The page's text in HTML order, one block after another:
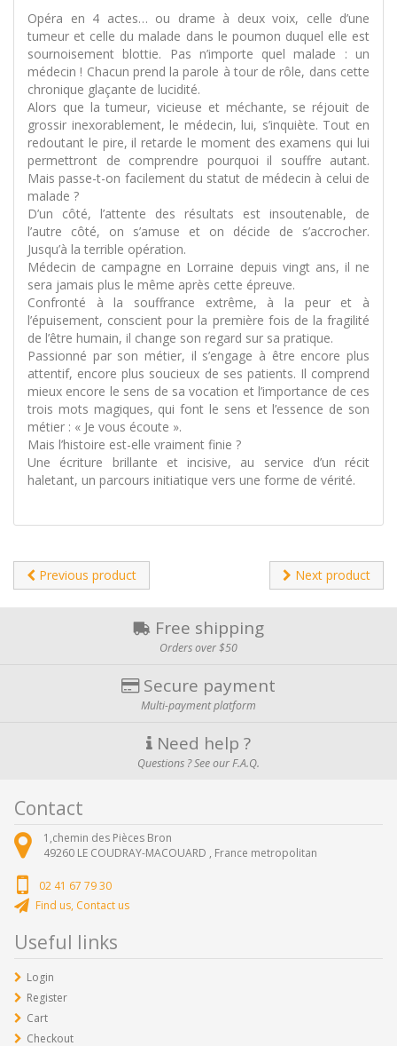
Opéra en 4 actes… ou drame à deux voix, celle d’une
tumeur et celle du malade dans le poumon duquel elle est
sournoisement blottie. Pas n’importe quel malade : un
médecin ! Chacun prend la parole à tour de rôle, dans cette
chronique glaçante de lucidité.
Alors que la tumeur, vicieuse et méchante, se réjouit de
grossir inexorablement, le médecin, lui, s’inquiète. Tout en
redoutant le pire, il retarde le moment des examens qui lui
permettront de comprendre pourquoi il souffre autant.
Mais passe-t-on facilement du statut de médecin à celui de
malade ?
D’un côté, l’attente des résultats est insoutenable, de
l’autre côté, on s’amuse et on décide de s’accrocher.
Jusqu’à la terrible opération.
Médecin de campagne en Lorraine depuis vingt ans, il ne
sera jamais plus le même après cette épreuve.
Confronté à la souffrance extrême, à la peur et à
l’épuisement, conscient pour la première fois de la fragilité
de l’être humain, il change son regard sur sa pratique.
Passionné par son métier, il s’engage à être encore plus
attentif, encore plus soucieux de ses patients. Il comprend
mieux encore le sens de sa vocation et l’importance de ces
trois mots magiques, qui font le sens et l’essence de son
métier : « Je vous écoute ».
Mais l’histoire est-elle vraiment finie ?
Une écriture brillante et incisive, au service d’un récit
haletant, un parcours initiatique vers une forme de vérité.
Previous product Next product
Free shipping
Orders over $50
Secure payment
Multi-payment platform
Need help ?
Questions ? See our F.A.Q.
Contact
1,chemin des Pièces Bron
49260 LE COUDRAY-MACOUARD , France metropolitan
02 41 67 79 30
Find us, Contact us
Useful links
Login
Register
Cart
Checkout